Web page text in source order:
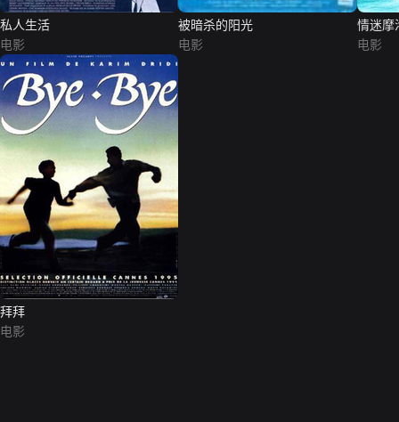
私人生活
电影
被暗杀的阳光
电影
情迷摩
电影
拜拜
电影